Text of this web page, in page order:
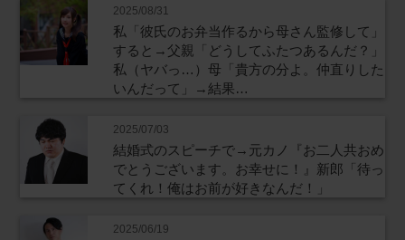
2025/08/31
私「彼氏のお弁当作るから母さん監修して」
すると→父親「どうしてふたつあるんだ？」
私（ヤバっ…）母「貴方の分よ。仲直りした
いんだって」→結果…
2025/07/03
結婚式のスピーチで→元カノ『お二人共おめ
でとうございます。お幸せに！』新郎「待っ
てくれ！俺はお前が好きなんだ！」
2025/06/19